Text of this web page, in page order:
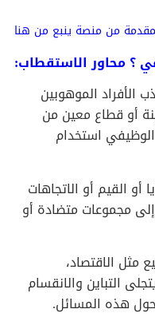
من منصة ينبع من هنا
محاور الاستقطاب:
الموهوبين
قطاع معين من
استخدام
أو الاتجاهات
متضادة أو
الاقتصاد،
التباين والانقسام
هذه المسائل.